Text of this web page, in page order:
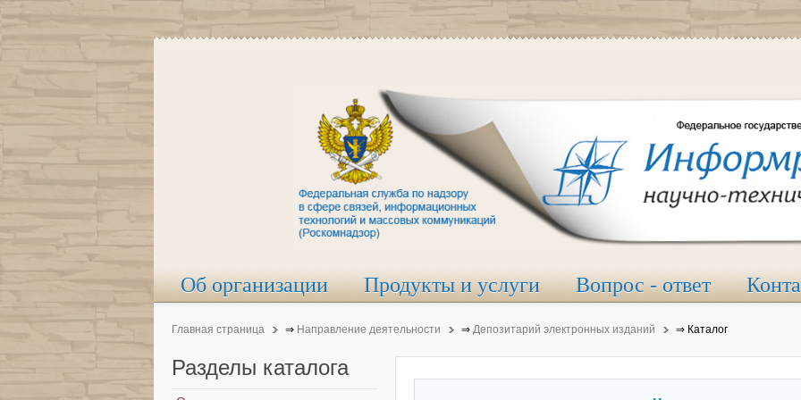
Об организации Продукты и услуги Вопрос - ответ
Главная страница ⇒ Направление деятельности ⇒ Депозитарий электронных изданий ⇒ Каталог
Разделы каталога